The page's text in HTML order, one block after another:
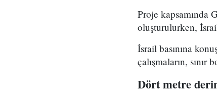
Proje kapsamında
oluşturulurken,
İsrail basınına
çalışmaların, sınır
Dört metre